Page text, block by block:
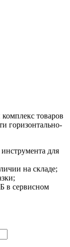
товаров
горизонтально-
для
на складе;
в сервисном